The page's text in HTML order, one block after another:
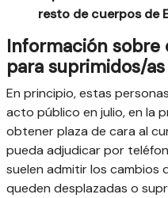
resto de cuerpos de
Información sobre
para suprimidos/
En principio, estas
acto público en julio, en la
obtener plaza de cara al
pueda adjudicar por
suelen admitir los cambios
queden desplazadas o